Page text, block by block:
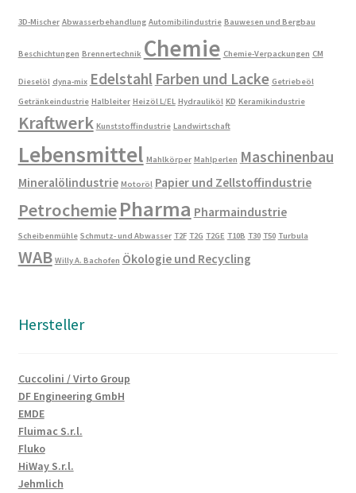
3D-Mischer Abwasserbehandlung Automibilindustrie Bauwesen und Bergbau
Beschichtungen Brennertechnik Chemie Chemie-Verpackungen CM
Dieselöl dyna-mix Edelstahl Farben und Lacke Getriebeöl
Getränkeindustrie Halbleiter Heizöl L/EL Hydrauliköl KD Keramikindustrie
Kraftwerk Kunststoffindustrie Landwirtschaft
Lebensmittel Mahlkörper Mahlperlen Maschinenbau
Mineralölindustrie Motoröl Papier und Zellstoffindustrie
PetrochemiePharma Pharmaindustrie
Scheibenmühle Schmutz- und Abwasser T2F T2G T2GE T10B T30 T50 Turbula
WAB Willy A. Bachofen Ökologie und Recycling
Hersteller
Cuccolini / Virto Group
DF Engineering GmbH
EMDE
Fluimac S.r.l.
Fluko
HiWay S.r.l.
Jehmlich